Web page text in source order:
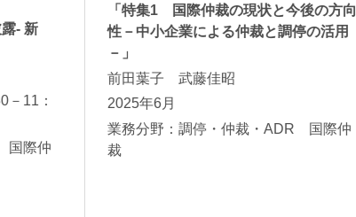
- 新
11：
国際仲
「特集1 国際仲裁の現状と今後の方向
性－中小企業による仲裁と調停の活用
－」
前田葉子 武藤佳昭
2025年6月
業務分野：調停・仲裁・ADR 国際仲
裁